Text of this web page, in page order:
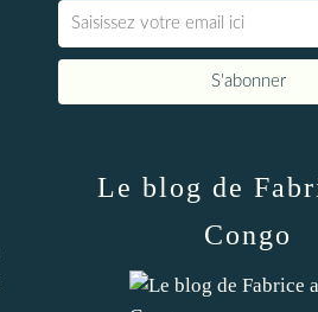
Le blog de
Congo